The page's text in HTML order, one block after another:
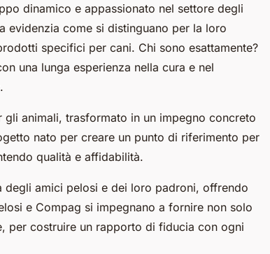
dinamico e appassionato nel settore degli
evidenzia come si distinguano per la loro
specifici per cani. Chi sono esattamente?
una lunga esperienza nella cura e nel
gli animali, trasformato in un impegno concreto
nato per creare un punto di riferimento per
qualità e affidabilità.
amici pelosi e dei loro padroni, offrendo
e Compag si impegnano a fornire non solo
per costruire un rapporto di fiducia con ogni